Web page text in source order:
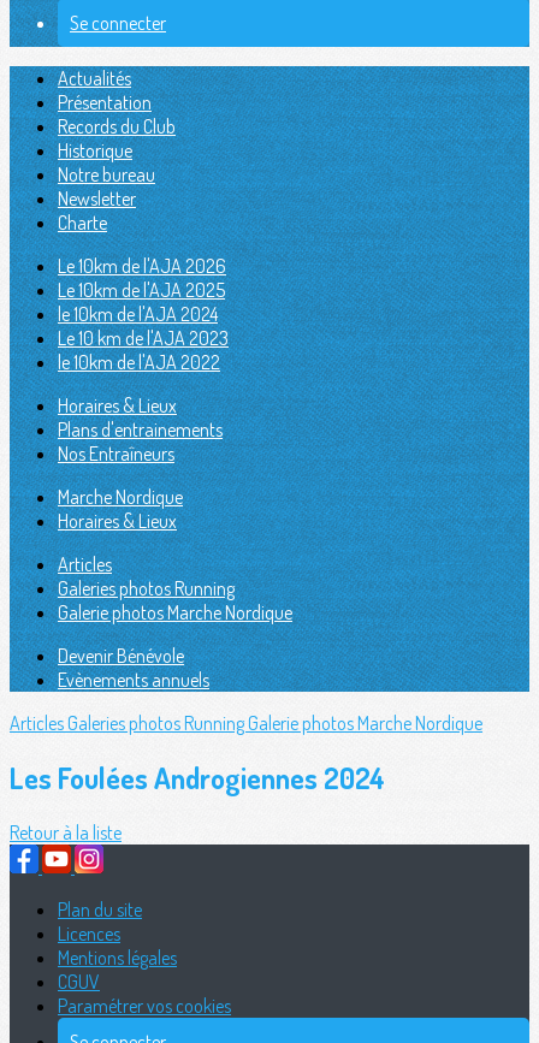
Se connecter
Actualités
Présentation
Records du Club
Historique
Notre bureau
Newsletter
Charte
Le 10km de l'AJA 2026
Le 10km de l'AJA 2025
le 10km de l'AJA 2024
Le 10 km de l'AJA 2023
le 10km de l'AJA 2022
Horaires & Lieux
Plans d'entrainements
Nos Entraîneurs
Marche Nordique
Horaires & Lieux
Articles
Galeries photos Running
Galerie photos Marche Nordique
Devenir Bénévole
Evènements annuels
ArticlesGaleries photos RunningGalerie photos Marche Nordique
Les Foulées Androgiennes 2024
Retour à la liste
Plan du site
Licences
Mentions légales
CGUV
Paramétrer vos cookies